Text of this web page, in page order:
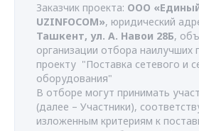
Заказчик проекта: ООО
UZINFOCOM», юридический
Ташкент, ул. А. Навои 28Б,
организации отбора наилучших
проекту "Поставка сетевого и
оборудования"
В отборе могут принимать
(далее – Участники),
изложенным критериям к